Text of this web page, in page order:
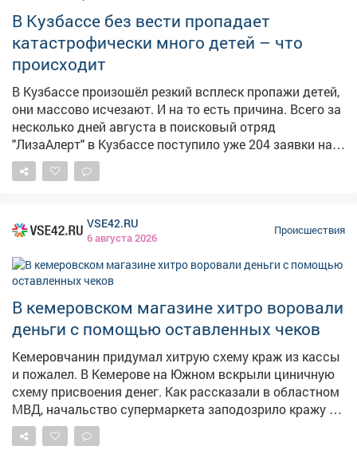
жива, её передали бригаде "скорой". – Это бесконечно
здорово, что в наше непростое время рядом есть
столько замечательных людей! Кемерово и
кемеровчане, вы супер, – высказалась автор
публикации. На днях редакция VSE42.Ru показывала,
как люди отдыхают на Красном озере .
В Кузбассе без вести пропадает
катастрофически много детей – что
происходит
В Кузбассе произошёл резкий всплеск пропажи детей,
они массово исчезают. И на то есть причина. Всего за
несколько дней августа в поисковый отряд
"ЛизаАлерт" в Кузбассе поступило уже 204 заявки на
пропавших детей. При этом за весь июль заявок было
148, сообщили сайту VSE42.Ru в отряде. Наблюдается
– За лето дети привыкли находиться в
расслабленном состоянии, у них сбит режим. А чем
ближе к школе, тем чаще домашниеконфликты, и дети
начинают сбегать из дома, чтобы нагуляться, –
сказала представитель отряда. В сентябре, после
начала учебного года, ребята тоже часто сбегают, так
как пытаются "бороться с режимом". Как раз на днях
произошёл показательный случай. Трое подростков
сбежали из дома и отправились в невероятное
путешествие из Новокузнецка в соседний регион. Но
они сбились с пути и оказались в Юрге, где их
поймали росгвардейцы. Родителям после такого
"перформанса" детей грозят последствия: помимо
VSE42.RU
6 августа 2026
Происшествия
В кемеровском магазине хитро воровали
деньги с помощью оставленных чеков
Кемеровчанин придумал хитрую схему краж из кассы
и пожалел. В Кемерове на Южном вскрыли циничную
схему присвоения денег. Как рассказали в областном
МВД, начальство супермаркета заподозрило кражу из
кассы и пожаловалось стражам порядка. Те провели
проверку и разоблачили хитреца. – Кемеровчанин,